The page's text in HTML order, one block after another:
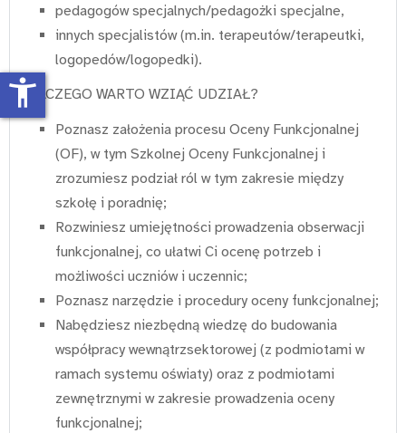
pedagogów specjalnych/pedagożki specjalne,
innych specjalistów (m.in. terapeutów/terapeutki,
logopedów/logopedki).
DLACZEGO WARTO WZIĄĆ UDZIAŁ?
Poznasz założenia procesu Oceny Funkcjonalnej
(OF), w tym Szkolnej Oceny Funkcjonalnej i
zrozumiesz podział ról w tym zakresie między
szkołę i poradnię;
Rozwiniesz umiejętności prowadzenia obserwacji
funkcjonalnej, co ułatwi Ci ocenę potrzeb i
możliwości uczniów i uczennic;
Poznasz narzędzie i procedury oceny funkcjonalnej;
Nabędziesz niezbędną wiedzę do budowania
współpracy wewnątrzsektorowej (z podmiotami w
ramach systemu oświaty) oraz z podmiotami
zewnętrznymi w zakresie prowadzenia oceny
funkcjonalnej;
accessibility_new